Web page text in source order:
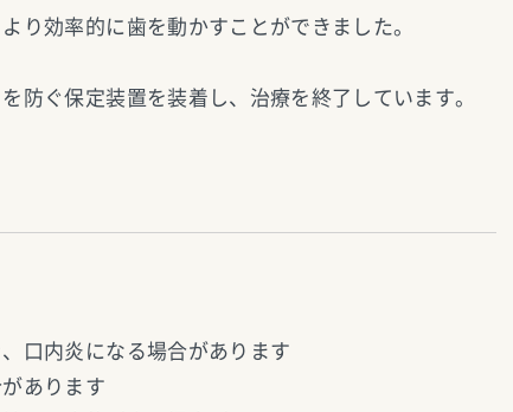
り効率的に歯を動かすことができました。
防ぐ保定装置を装着し、治療を終了しています。
口内炎になる場合があります
あります